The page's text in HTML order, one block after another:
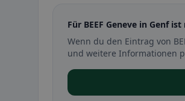
Für BEEF Geneve in Genf
Wenn du den Eintrag von
und weitere Informationen